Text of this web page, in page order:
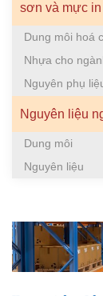
sơn và mực in
Dung môi hoá
Nhựa cho
Nguyên phụ
Nguyên liệu
Dung môi
Nguyên liệu